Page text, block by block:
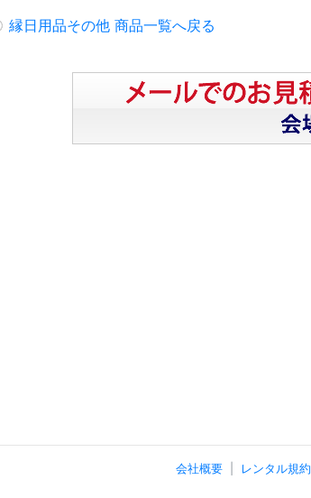
縁日用品その他 商品一覧へ戻る
会社概要 レンタル規約